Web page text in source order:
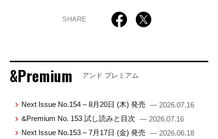
SHARE
&Premium アンド プレミアム
Next Issue No.154 – 8月20日 (木) 発売 — 2026.07.16
&Premium No. 153 試し読みと目次 — 2026.07.16
Next Issue No.153 – 7月17日 (金) 発売 — 2026.06.18